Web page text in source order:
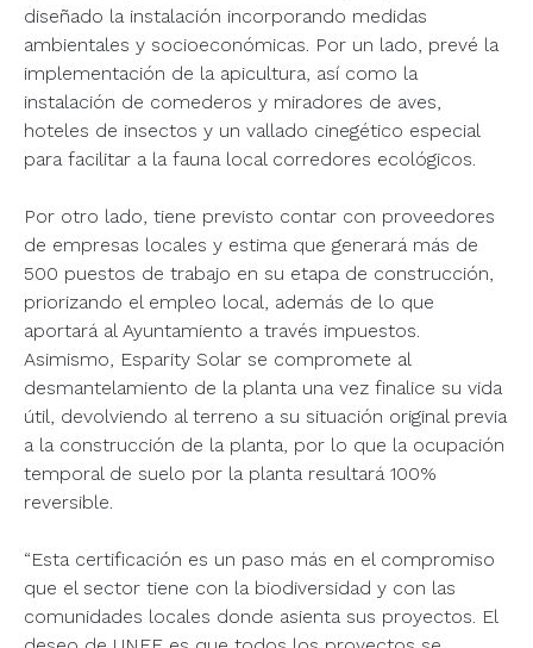
diseñado la instalación incorporando medidas
ambientales y socioeconómicas. Por un lado, prevé la
implementación de la apicultura, así como la
instalación de comederos y miradores de aves,
hoteles de insectos y un vallado cinegético especial
para facilitar a la fauna local corredores ecológicos.
Por otro lado, tiene previsto contar con proveedores
de empresas locales y estima que generará más de
500 puestos de trabajo en su etapa de construcción,
priorizando el empleo local, además de lo que
aportará al Ayuntamiento a través impuestos.
Asimismo, Esparity Solar se compromete al
desmantelamiento de la planta una vez finalice su vida
útil, devolviendo al terreno a su situación original previa
a la construcción de la planta, por lo que la ocupación
temporal de suelo por la planta resultará 100%
reversible.
“Esta certificación es un paso más en el compromiso
que el sector tiene con la biodiversidad y con las
comunidades locales donde asienta sus proyectos. El